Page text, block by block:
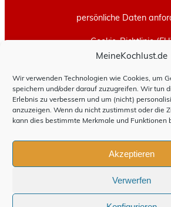
MeineKochlust.de
Wir verwenden Technologien wie Cookies, um
speichern und/oder darauf zuzugreifen. Wir tun
Erlebnis zu verbessern und um (nicht)
anzuzeigen. Wenn du nicht zustimmst oder die
kann dies bestimmte Merkmale und Funktionen
Akzeptieren
Verwerfen
persönliche Daten
Cookie-Richtlinie